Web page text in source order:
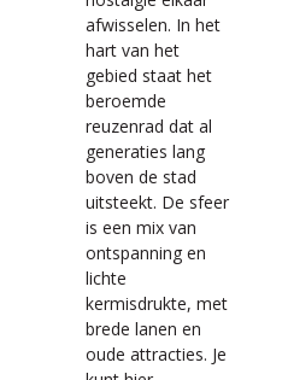
afwisselen. In het
hart van het
gebied staat het
beroemde
reuzenrad dat al
generaties lang
boven de stad
uitsteekt. De sfeer
is een mix van
ontspanning en
lichte
kermisdrukte, met
brede lanen en
oude attracties. Je